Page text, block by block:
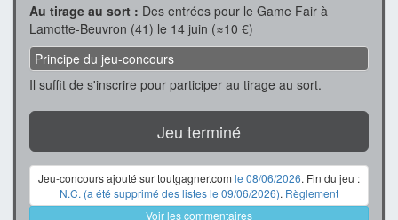
Au tirage au sort : Des entrées pour le Game Fair à
Lamotte-Beuvron (41) le 14 juin (≈10 €)
Principe du jeu-concours
Il suffit de s'inscrire pour participer au tirage au sort.
Jeu terminé
Jeu-concours ajouté sur toutgagner.com le 08/06/2026. Fin du jeu :
N.C. (a été supprimé des listes le 09/06/2026). Règlement
Voir les commentaires